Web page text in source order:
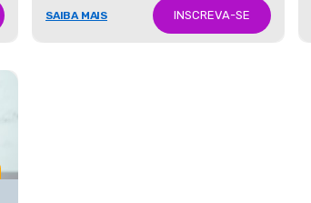
SAIBA MAIS INSCREVA-SE